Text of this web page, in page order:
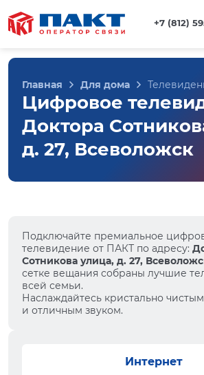
+7 (812)
Главная Для дома
Цифровое
Доктора
д. 27, Всеволожск
Подключайте премиальное
телевидение от ПАКТ по адресу:
Сотникова улица, д. 27,
сетке вещания собраны лучшие
всей семьи.
Наслаждайтесь кристально
и отличным звуком.
Интернет